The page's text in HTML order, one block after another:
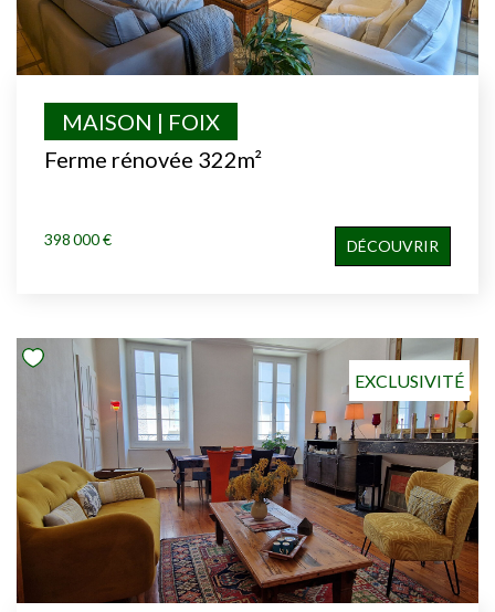
Ferme rénovée 322m²
MAISON | FOIX
398 000 € DÉCOUVRIR
EXCLUSIVITÉ